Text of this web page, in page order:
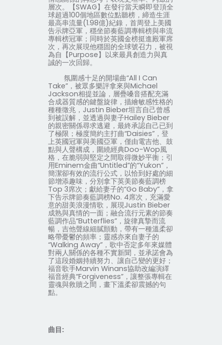
層次。【SWAG】在發行當天瞬即登頂全
球超過100個地區數位點聽榜，締造生涯
最高串流量(1.98億)紀錄，首周登上美國
告示牌亞軍，穩坐節奏藍調專輯榜與串流
專輯榜冠軍；同時於英國金榜挺進殿軍席
次，再次展現他穩固的全球號召力，被視
為自【Purpose】以來最具創造力與真
誠的一次回歸。
氛圍感十足的開場曲“All I Can
Take”，被眾多樂評拿來與Michael
Jackson相提並論，層疊嗓音搭配充滿
合成器質感的鍵盤旋律，描繪敏感性格的
種種徵兆， Justin Bieber坦言自己曾感
到被誤解，並透過與妻子Hailey Bieber
的親密關係尋求逃避，最終承認自己已到
了極限；極度簡約主打曲“Daisies”，登
上英國冠軍與美國亞軍，僅由電吉他、鼓
點與人聲構成，圍繞經典Doo-Wop風
格，在脆弱與堅定之間取得微妙平衡；引
用Eminem金曲“Untitled”的“Yukon”，
簡潔卻有效的流行公式，以恰到好處的細
節增添趣味，分別拿下英美節奏藍調榜
Top 3席次；獻給妻子的“Go Baby”，拿
下告示牌節奏藍調榜No. 4席次，充滿愛
意的甜美浪漫情歌，展現Justin Bieber
成熟與真情的一面；融合流行元素的節奏
藍調作品“Butterflies”，旋律真摯而流
暢，吉他聲線細膩顫動，帶有一種溫柔卻
略帶憂鬱的頻率；靈感亦來自妻子的
“Walking Away”，歌中否定多年來媒體
對兩人關係的各種不實新聞，並承諾會為
了這段婚姻持續努力、讓自己變的更好；
福音歌手Marvin Winans協助改編演繹
福音經典“Forgiveness”，讓整張專輯在
靈魂與救贖之間，畫下溫柔卻震撼的句
點。
曲目: